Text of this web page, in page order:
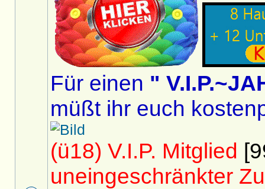
Für einen "
müßt ihr euch
(ü18) V.I.P. Mitglied
uneingeschränkter